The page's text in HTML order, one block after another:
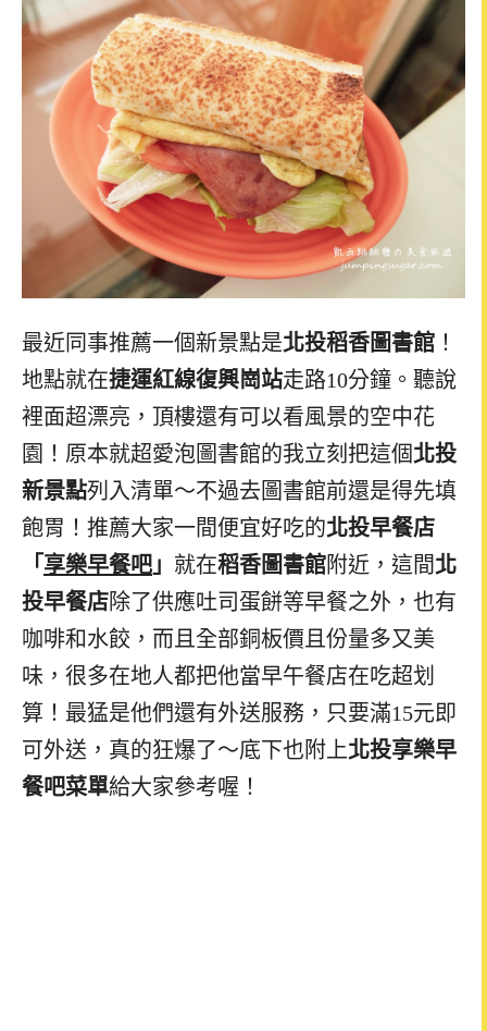
最近同事推薦一個新景點是北投稻香圖書館 ！
地點就在捷運紅線復興崗站走路10分鐘。聽說
裡面超漂亮，頂樓還有可以看風景的空中花
園！原本就超愛泡圖書館的我立刻把這個北投
新景點列入清單～不過去圖書館前還是得先填
飽胃！推薦大家一間便宜好吃的北投早餐店
「 享樂早餐吧 」 就在稻香圖書館附近，這間北
投早餐店除了供應吐司蛋餅等早餐之外，也有
咖啡和水餃，而且全部銅板價且份量多又美
味，很多在地人都把他當早午餐店在吃超划
算！最猛是他們還有外送服務，只要滿15元即
可外送，真的狂爆了～底下也附上北投享樂早
餐吧菜單給大家參考喔！